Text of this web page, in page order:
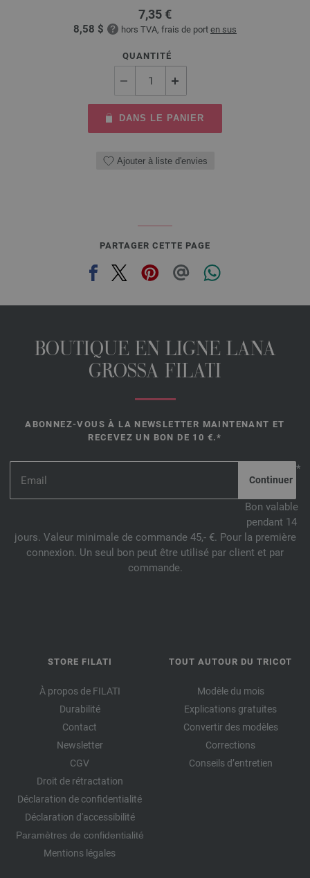
7,35 €
8,58 $ hors TVA, frais de port en sus
QUANTITÉ
DANS LE PANIER
Ajouter à liste d'envies
PARTAGER CETTE PAGE
BOUTIQUE EN LIGNE LANA
GROSSA FILATI
ABONNEZ-VOUS À LA NEWSLETTER MAINTENANT ET
RECEVEZ UN BON DE 10 €.*
*
Bon valable
pendant 14
jours. Valeur minimale de commande 45,- €. Pour la première
connexion. Un seul bon peut être utilisé par client et par
commande.
STORE FILATI
À propos de FILATI
Durabilité
Contact
Newsletter
CGV
Droit de rétractation
Déclaration de confidentialité
Déclaration d'accessibilité
Paramètres de confidentialité
Mentions légales
TOUT AUTOUR DU TRICOT
Modèle du mois
Explications gratuites
Convertir des modèles
Corrections
Conseils d’entretien